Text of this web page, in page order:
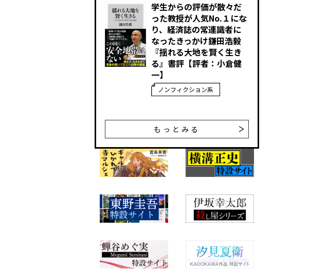
学生からの評価が散々だ
った教授が人気No.１にな
り、経済誌の常連識者に
なったきっかけ――鎌田浩毅
『揺れる大地を賢く生き
る』書評【評者：小倉健
一】
ノンフィクション系
もっとみる